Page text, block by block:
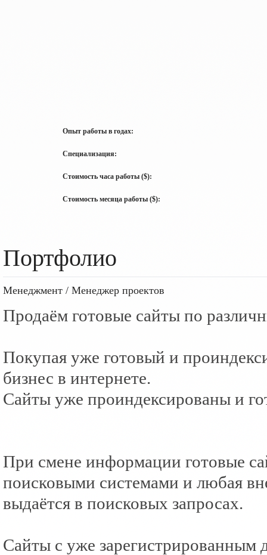
Опыт работы в годах:
Специализация:
Стоимость часа работы ($):
Стоимость месяца работы ($):
Портфолио
Менеджмент / Менеджер проектов
Продаём готовые сайты по
Покупая уже готовый и
бизнес в интернете.
Сайты уже проиндексированы и
При смене информации готовые
поисковыми системами и любая
выдаётся в поисковых запросах.
Сайты с уже